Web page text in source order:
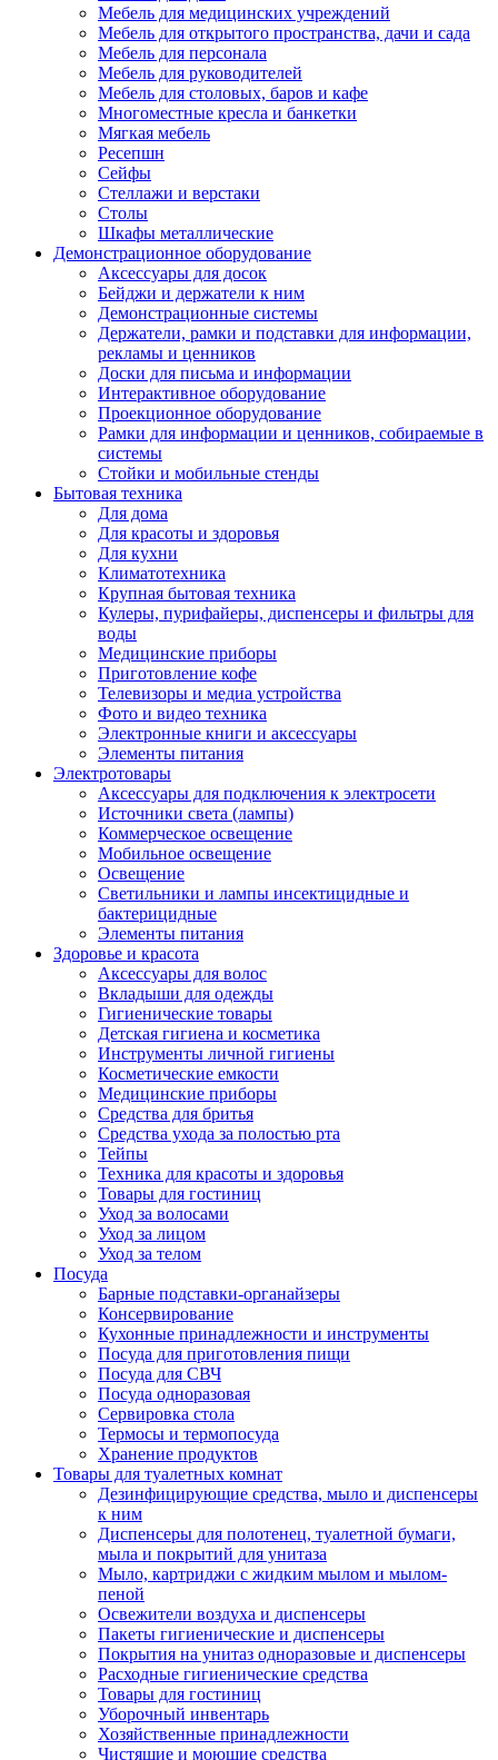
Мебель для медицинских учреждений
Мебель для открытого пространства, дачи и сада
Мебель для персонала
Мебель для руководителей
Мебель для столовых, баров и кафе
Многоместные кресла и банкетки
Мягкая мебель
Ресепшн
Сейфы
Стеллажи и верстаки
Столы
Шкафы металлические
Демонстрационное оборудование
Аксессуары для досок
Бейджи и держатели к ним
Демонстрационные системы
Держатели, рамки и подставки для информации,
рекламы и ценников
Доски для письма и информации
Интерактивное оборудование
Проекционное оборудование
Рамки для информации и ценников, собираемые в
системы
Стойки и мобильные стенды
Бытовая техника
Для дома
Для красоты и здоровья
Для кухни
Климатотехника
Крупная бытовая техника
Кулеры, пурифайеры, диспенсеры и фильтры для
воды
Медицинские приборы
Приготовление кофе
Телевизоры и медиа устройства
Фото и видео техника
Электронные книги и аксессуары
Элементы питания
Электротовары
Аксессуары для подключения к электросети
Источники света (лампы)
Коммерческое освещение
Мобильное освещение
Освещение
Светильники и лампы инсектицидные и
бактерицидные
Элементы питания
Здоровье и красота
Аксессуары для волос
Вкладыши для одежды
Гигиенические товары
Детская гигиена и косметика
Инструменты личной гигиены
Косметические емкости
Медицинские приборы
Средства для бритья
Средства ухода за полостью рта
Тейпы
Техника для красоты и здоровья
Товары для гостиниц
Уход за волосами
Уход за лицом
Уход за телом
Посуда
Барные подставки-органайзеры
Консервирование
Кухонные принадлежности и инструменты
Посуда для приготовления пищи
Посуда для СВЧ
Посуда одноразовая
Сервировка стола
Термосы и термопосуда
Хранение продуктов
Товары для туалетных комнат
Дезинфицирующие средства, мыло и диспенсеры
к ним
Диспенсеры для полотенец, туалетной бумаги,
мыла и покрытий для унитаза
Мыло, картриджи с жидким мылом и мылом-
пеной
Освежители воздуха и диспенсеры
Пакеты гигиенические и диспенсеры
Покрытия на унитаз одноразовые и диспенсеры
Расходные гигиенические средства
Товары для гостиниц
Уборочный инвентарь
Хозяйственные принадлежности
Чистящие и моющие средства